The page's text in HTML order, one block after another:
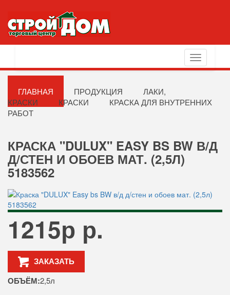
Toggle
navigation
ГЛАВНАЯ ПРОДУКЦИЯ
ЛАКИ,
КРАСКИ
КРАСКИ
КРАСКА ДЛЯ ВНУТРЕННИХ
РАБОТ
КРАСКА "DULUX" EASY BS BW В/Д
Д/СТЕН И ОБОЕВ МАТ. (2,5Л)
5183562
1215р р.
ЗАКАЗАТЬ
ОБЪЁМ:2,5л